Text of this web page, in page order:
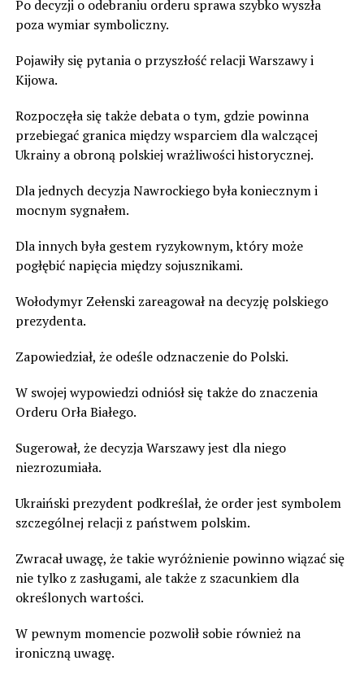
Po decyzji o odebraniu orderu sprawa szybko wyszła
poza wymiar symboliczny.
Pojawiły się pytania o przyszłość relacji Warszawy i
Kijowa.
Rozpoczęła się także debata o tym, gdzie powinna
przebiegać granica między wsparciem dla walczącej
Ukrainy a obroną polskiej wrażliwości historycznej.
Dla jednych decyzja Nawrockiego była koniecznym i
mocnym sygnałem.
Dla innych była gestem ryzykownym, który może
pogłębić napięcia między sojusznikami.
Wołodymyr Zełenski zareagował na decyzję polskiego
prezydenta.
Zapowiedział, że odeśle odznaczenie do Polski.
W swojej wypowiedzi odniósł się także do znaczenia
Orderu Orła Białego.
Sugerował, że decyzja Warszawy jest dla niego
niezrozumiała.
Ukraiński prezydent podkreślał, że order jest symbolem
szczególnej relacji z państwem polskim.
Zwracał uwagę, że takie wyróżnienie powinno wiązać się
nie tylko z zasługami, ale także z szacunkiem dla
określonych wartości.
W pewnym momencie pozwolił sobie również na
ironiczną uwagę.